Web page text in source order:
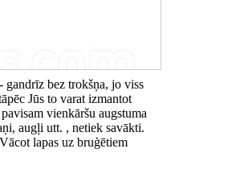
gandrīz bez trokšņa, jo viss
Jūs to varat izmantot
vienkāršu augstuma
augļi utt. , netiek savākti.
lapas uz bruģētiem